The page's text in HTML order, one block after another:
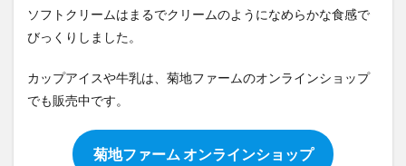
ソフトクリームはまるでクリームのようになめらかな食感で
びっくりしました。
カップアイスや牛乳は、菊地ファームのオンラインショップ
でも販売中です。
菊地ファーム オンラインショップ